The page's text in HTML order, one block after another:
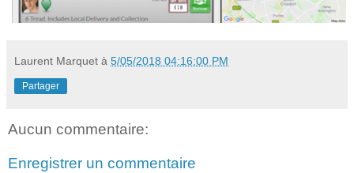
Laurent Marquet à 5/05/2018 04:16:00 PM
Partager
Aucun commentaire:
Enregistrer un commentaire